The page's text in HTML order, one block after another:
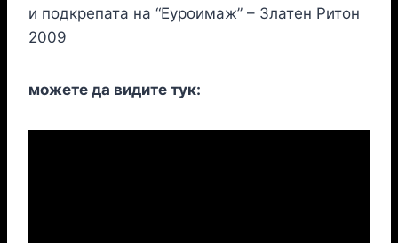
и подкрепата на “Еуроимаж” – Златен Ритон
2009
можете да видите тук: